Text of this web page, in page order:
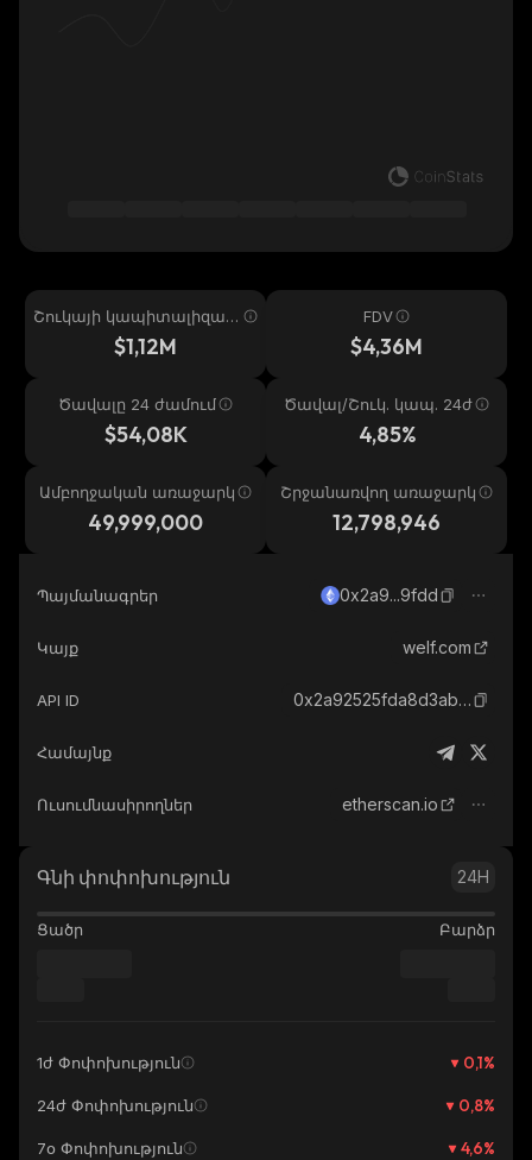
Շուկայի կապիտալիզաց
$1,12M
FDV
$4,36M
Ծավալը 24 ժամում
$54,08K
Ծավալ/Շուկ. կապ. 24ժ
4,85%
Ամբողջական առաջարկ
49,999,000
Շրջանառվող առաջարկ
12,798,946
Պայմանագրեր 0x2a9...9fdd
Կայք welf.com
API ID 0x2a92525fda8d3ab481f8e2a913b64b64bd1c9fdd_ethereum
Համայնք
Ուսումնասիրողներ etherscan.io
Գնի փոփոխություն 24H
Ցածր Բարձր
1ժ Փոփոխություն 0,1%
24ժ Փոփոխություն 0,8%
7օ Փոփոխություն 4,6%